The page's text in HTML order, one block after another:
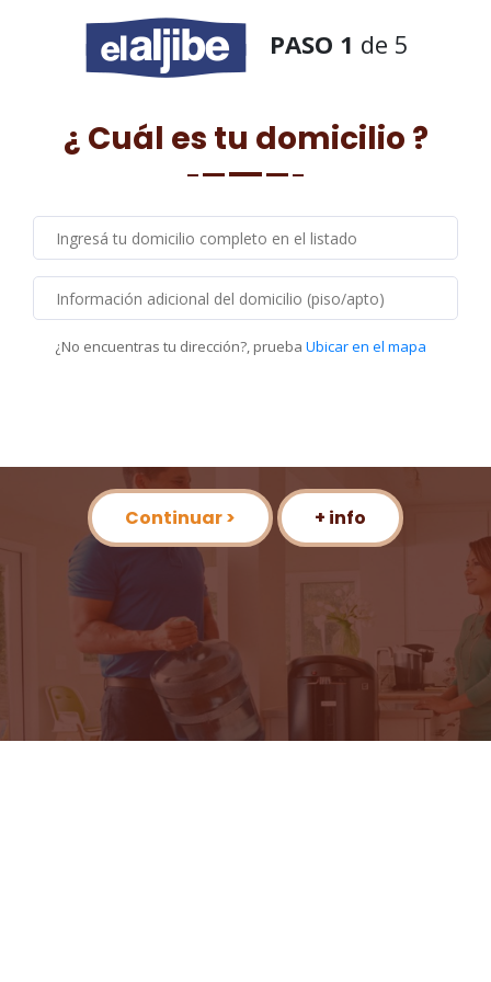
PASO 1 de 5
¿ Cuál es tu domicilio ?
¿No encuentras tu dirección?, prueba Ubicar en el mapa
Continuar > + info